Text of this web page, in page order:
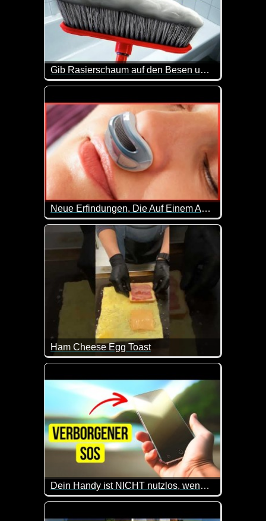
Gib Rasierschaum auf den Besen und mach DIES (genialer Trick)
Das mit dem Rasierschaum muss man sich
Neue Erfindungen, Die Auf Einem Anderen Level Sind - 44
Und immer wieder gibt es neue geniale
Ham Cheese Egg Toast
Nicht funny, aber ich hab jetzt Hunger :-) Es
Dein Handy ist NICHT nutzlos, wenn du dich in der Wildnis verirrt hast
Wenn du mal auf einer einsamen Insel strandest,